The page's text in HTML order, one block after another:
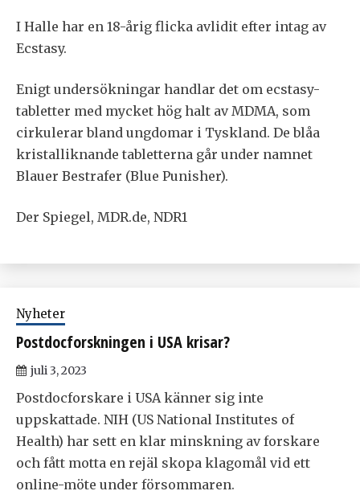
I Halle har en 18-årig flicka avlidit efter intag av
Ecstasy.
Enigt undersökningar handlar det om ecstasy-
tabletter med mycket hög halt av MDMA, som
cirkulerar bland ungdomar i Tyskland. De blåa
kristalliknande tabletterna går under namnet
Blauer Bestrafer (Blue Punisher).
Der Spiegel, MDR.de, NDR1
Nyheter
Postdocforskningen i USA krisar?
juli 3, 2023
Postdocforskare i USA känner sig inte
uppskattade. NIH (US National Institutes of
Health) har sett en klar minskning av forskare
och fått motta en rejäl skopa klagomål vid ett
online-möte under försommaren.